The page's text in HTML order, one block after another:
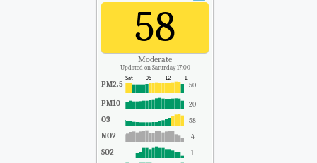
58
Moderate
Updated on Saturday 17:00
PM2.5 50
PM10 20
O3 58
NO2 4
SO2 1